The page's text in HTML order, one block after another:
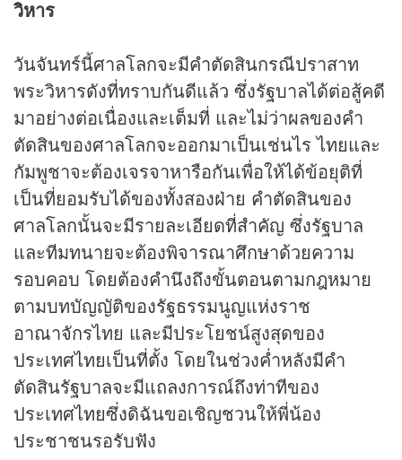
วิหาร
วันจันทร์นี้ศาลโลกจะมีคำตัดสินกรณีปราสาท
พระวิหารดังที่ทราบกันดีแล้ว ซึ่งรัฐบาลได้ต่อสู้คดี
มาอย่างต่อเนื่องและเต็มที่ และไม่ว่าผลของคำ
ตัดสินของศาลโลกจะออกมาเป็นเช่นไร ไทยและ
กัมพูชาจะต้องเจรจาหารือกันเพื่อให้ได้ข้อยุติที่
เป็นที่ยอมรับได้ของทั้งสองฝ่าย คำตัดสินของ
ศาลโลกนั้นจะมีรายละเอียดที่สำคัญ ซึ่งรัฐบาล
และทีมทนายจะต้องพิจารณาศึกษาด้วยความ
รอบคอบ โดยต้องคำนึงถึงขั้นตอนตามกฎหมาย
ตามบทบัญญัติของรัฐธรรมนูญแห่งราช
อาณาจักรไทย และมีประโยชน์สูงสุดของ
ประเทศไทยเป็นที่ตั้ง โดยในช่วงค่ำหลังมีคำ
ตัดสินรัฐบาลจะมีแถลงการณ์ถึงท่าทีของ
ประเทศไทยซึ่งดิฉันขอเชิญชวนให้พี่น้อง
ประชาชนรอรับฟัง